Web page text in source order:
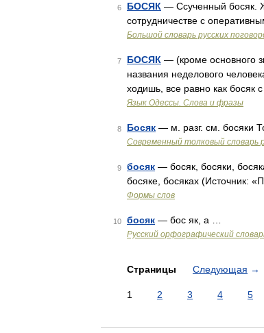
6 БОСЯК — Ссученный босяк.
сотрудничестве с
Большой словарь русских
7 БОСЯК — (кроме основного
названия неделового
ходишь, все равно как босяк
Язык Одессы. Слова и фразы
8 Босяк — м. разг. см. босяки
Современный толковый словарь
9 босяк — босяк, босяки,
босяке, босяках (Источник:
Формы слов
10 босяк — бос як, а …
Русский орфографический
Страницы Следующая →
1 2 3 4 5